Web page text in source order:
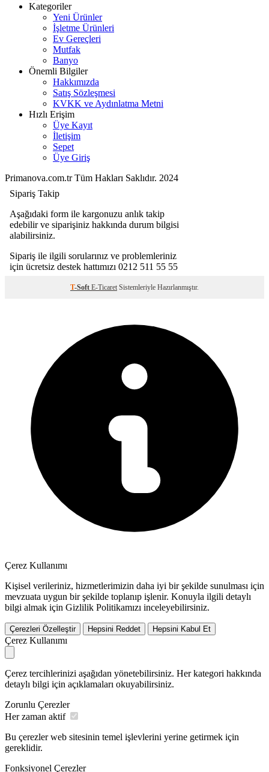
Kategoriler
Yeni Ürünler
İşletme Ürünleri
Ev Gereçleri
Mutfak
Banyo
Önemli Bilgiler
Hakkımızda
Satış Sözleşmesi
KVKK ve Aydınlatma Metni
Hızlı Erişim
Üye Kayıt
İletişim
Sepet
Üye Giriş
Primanova.com.tr Tüm Hakları Saklıdır. 2024
T-Soft E-Ticaret Sistemleriyle Hazırlanmıştır.
Çerez Kullanımı
Kişisel verileriniz, hizmetlerimizin daha iyi bir şekilde sunulması için
mevzuata uygun bir şekilde toplanıp işlenir. Konuyla ilgili detaylı
bilgi almak için Gizlilik Politikamızı inceleyebilirsiniz.
Çerezleri Özelleştir Hepsini Reddet Hepsini Kabul Et
Çerez Kullanımı
Çerez tercihlerinizi aşağıdan yönetebilirsiniz. Her kategori hakkında
detaylı bilgi için açıklamaları okuyabilirsiniz.
Zorunlu Çerezler
Her zaman aktif
Bu çerezler web sitesinin temel işlevlerini yerine getirmek için
gereklidir.
Fonksiyonel Çerezler